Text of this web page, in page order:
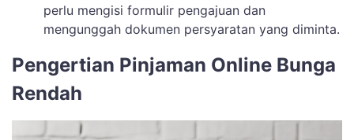
perlu mengisi formulir pengajuan dan
mengunggah dokumen persyaratan yang diminta.
Pengertian Pinjaman Online Bunga
Rendah